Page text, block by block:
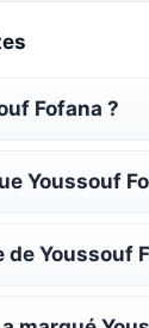
Fofana ?
Youssouf
Youssouf